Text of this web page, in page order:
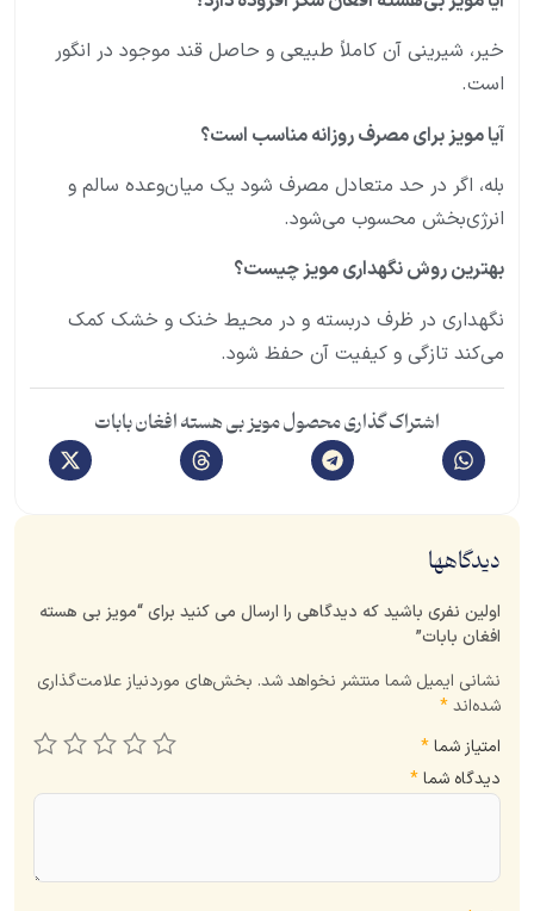
دیدگاهها
اولین نفری باشید که دیدگاهی را ارسال می کنید برای “مویز بی هسته
افغان بابات”
نشانی ایمیل شما منتشر نخواهد شد. بخش‌های موردنیاز علامت‌گذاری
شده‌اند*
امتیاز شما*
دیدگاه شما*
خیر، شیرینی آن کاملاً طبیعی و حاصل قند موجود در انگور
است.
آیا مویز برای مصرف روزانه مناسب است؟
بله، اگر در حد متعادل مصرف شود یک میان‌وعده سالم و
انرژی‌بخش محسوب می‌شود.
بهترین روش نگهداری مویز چیست؟
نگهداری در ظرف دربسته و در محیط خنک و خشک کمک
می‌کند تازگی و کیفیت آن حفظ شود.
اشتراک گذاری محصول مویز بی هسته افغان بابات